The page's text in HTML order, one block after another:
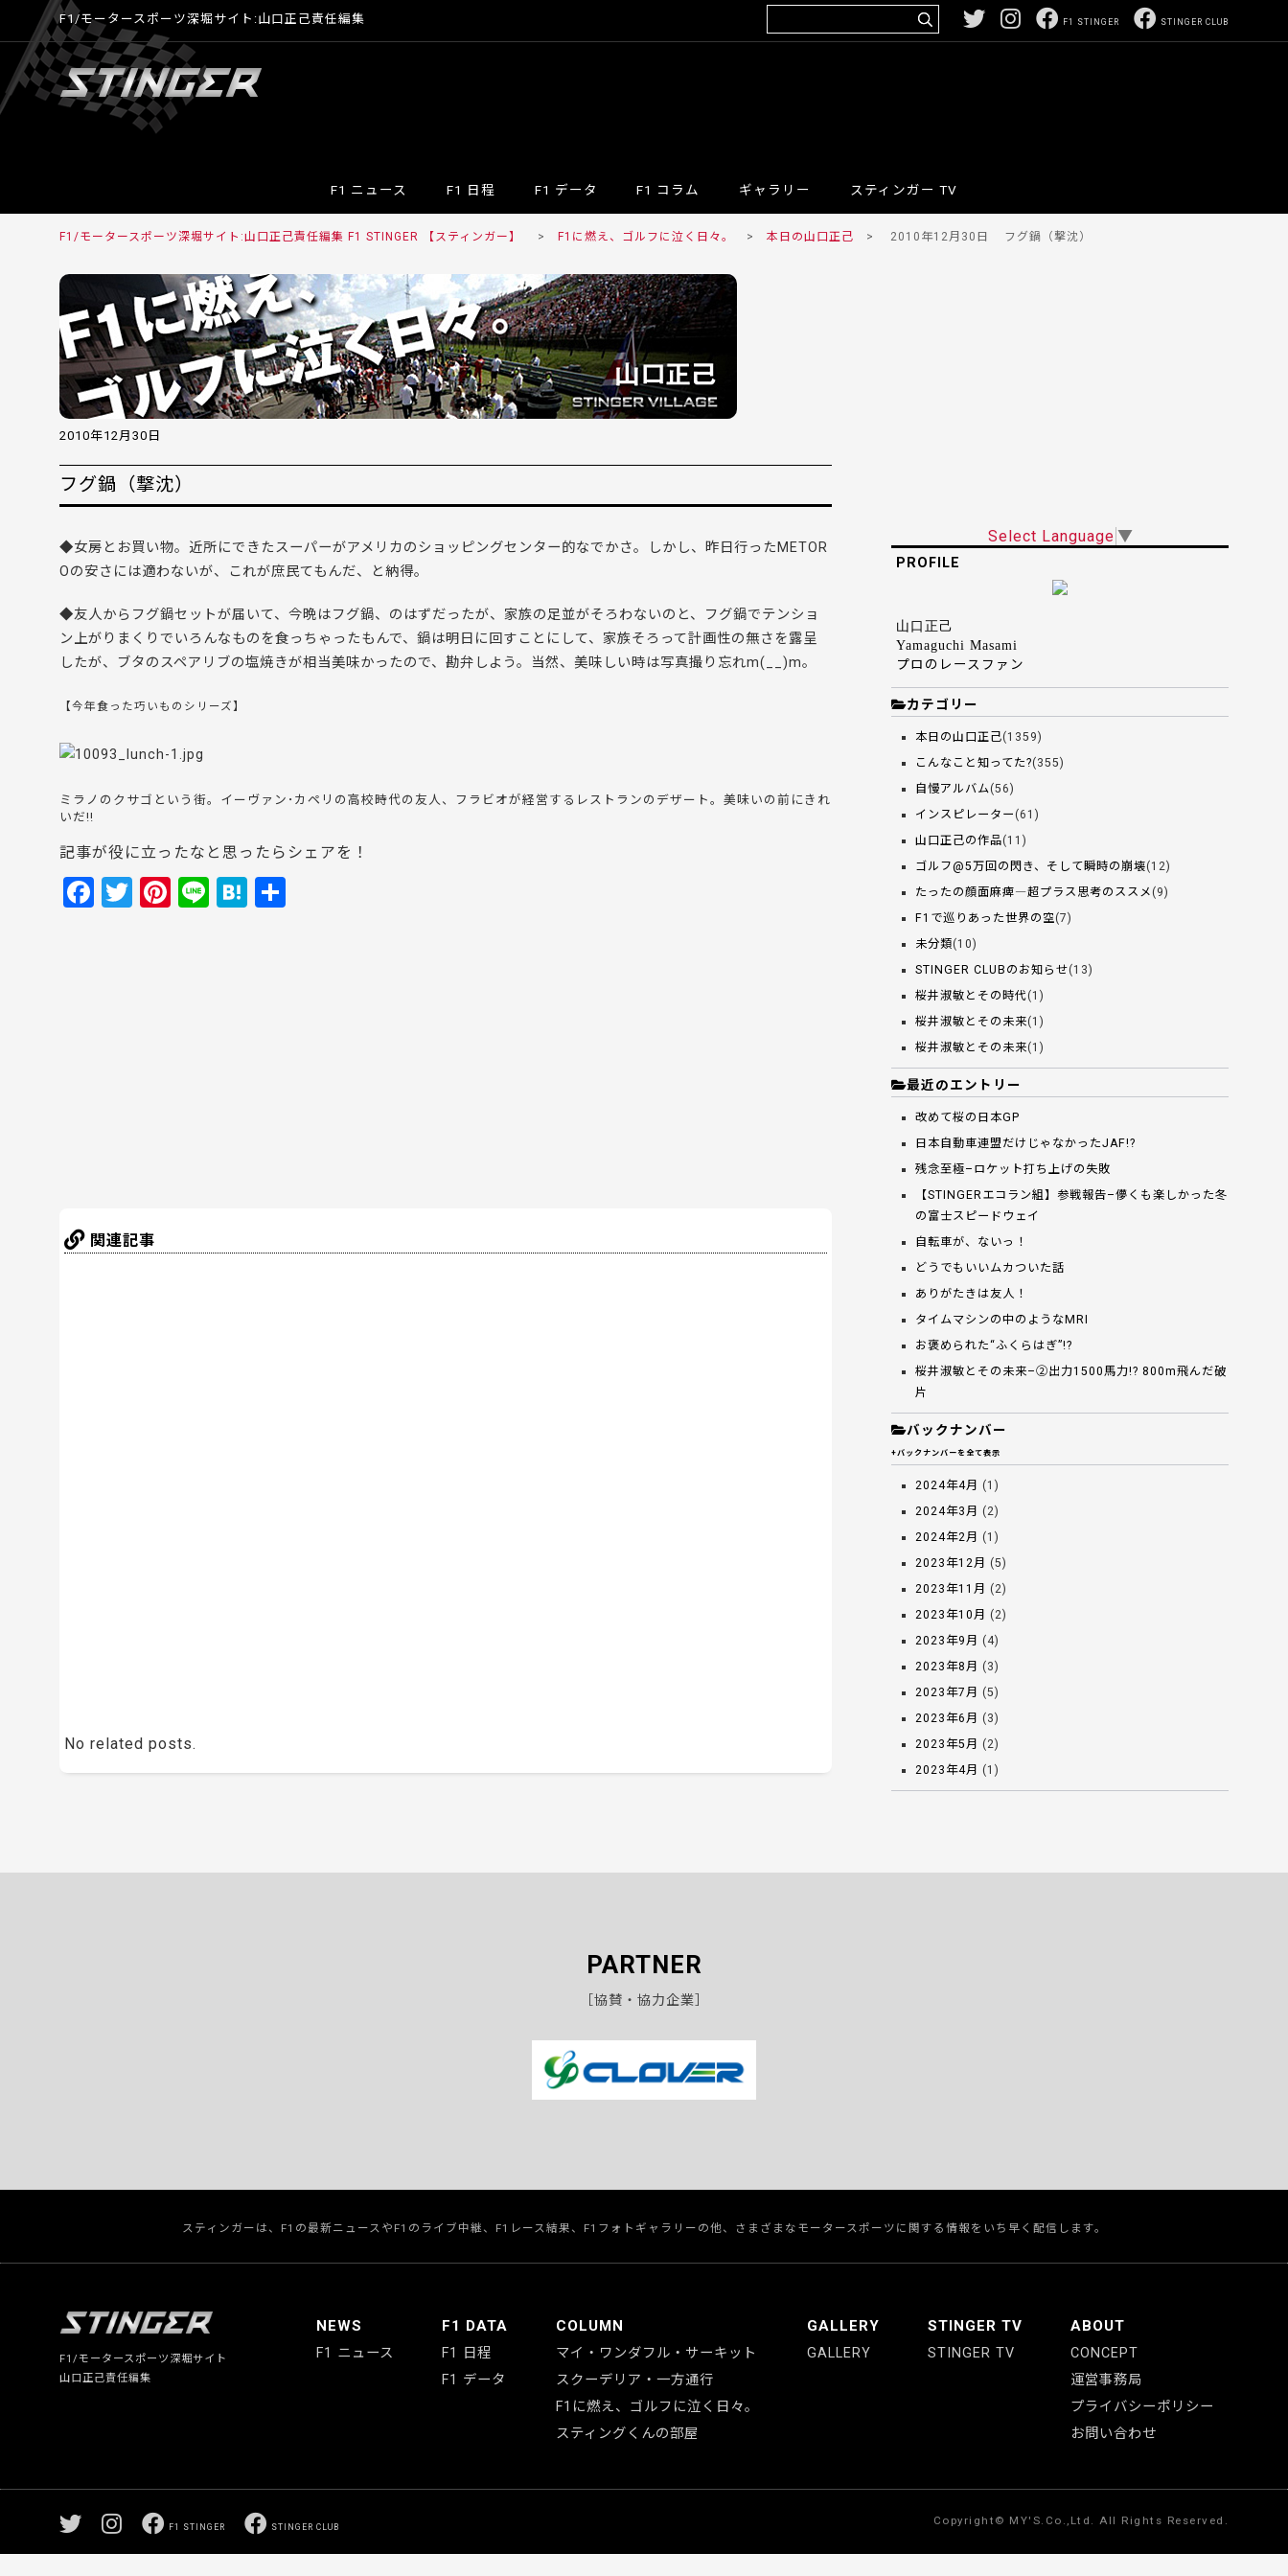
F1/モータースポーツ深堀サイト:山口正己責任編集 STINGER CLUB
F1 STINGER
F1 ニュース F1 日程 F1 データ F1 コラム ギャラリー スティンガー TV
F1/モータースポーツ深堀サイト:山口正己責任編集 F1 STINGER 【スティンガー】 > F1に燃え、ゴルフに泣く日々。 > 本日の山口正己 > 2010年12月30日 フグ鍋（撃沈）
2010年12月30日
フグ鍋（撃沈）
◆女房とお買い物。近所にできたスーパーがアメリカのショッピングセンター的なでかさ。しかし、昨日行ったMETOR
Oの安さには適わないが、これが庶民てもんだ、と納得。
◆友人からフグ鍋セットが届いて、今晩はフグ鍋、のはずだったが、家族の足並がそろわないのと、フグ鍋でテンショ
ン上がりまくりでいろんなものを食っちゃったもんで、鍋は明日に回すことにして、家族そろって計画性の無さを露呈
したが、ブタのスペアリブの塩焼きが相当美味かったので、勘弁しよう。当然、美味しい時は写真撮り忘れm(__)m。
【今年食った巧いものシリーズ】
ミラノのクサゴという街。イーヴァン･カペリの高校時代の友人、フラビオが経営するレストランのデザート。美味いの前にきれ
いだ!!
記事が役に立ったなと思ったらシェアを！
F
T
Pi Li H
関連記事
No related posts.
Select Language ▼
PROFILE
山口正己
Yamaguchi Masami
プロのレースファン
カテゴリー
本日の山口正己(1359)
こんなこと知ってた?(355)
自慢アルバム(56)
インスピレーター(61)
山口正己の作品(11)
ゴルフ@5万回の閃き、そして瞬時の崩壊(12)
たったの顔面麻痺―超プラス思考のススメ(9)
F1で巡りあった世界の空(7)
未分類(10)
STINGER CLUBのお知らせ(13)
桜井淑敏とその時代(1)
桜井淑敏とその未来(1)
桜井淑敏とその未来(1)
最近のエントリー
改めて桜の日本GP
日本自動車連盟だけじゃなかったJAF!?
残念至極–ロケット打ち上げの失敗
【STINGERエコラン組】参戦報告–儚くも楽しかった冬
の富士スピードウェイ
自転車が、ないっ！
どうでもいいムカついた話
ありがたきは友人！
タイムマシンの中のようなMRI
お褒められた“ふくらはぎ”!?
桜井淑敏とその未来–②出力1500馬力!? 800m飛んだ破
片
バックナンバー
+バックナンバーを全て表示
2024年4月 (1)
2024年3月 (2)
2024年2月 (1)
2023年12月 (5)
2023年11月 (2)
2023年10月 (2)
2023年9月 (4)
2023年8月 (3)
2023年7月 (5)
2023年6月 (3)
2023年5月 (2)
2023年4月 (1)
PARTNER
［協賛・協力企業］
スティンガーは、F1の最新ニュースやF1のライブ中継、F1レース結果、F1フォトギャラリーの他、さまざまなモータースポーツに関する情報をいち早く配信します。
F1/モータースポーツ深堀サイト
山口正己責任編集
NEWS
F1 ニュース
F1 DATA
F1 日程
F1 データ
COLUMN
マイ・ワンダフル・サーキット
スクーデリア・一方通行
F1に燃え、ゴルフに泣く日々。
スティングくんの部屋
GALLERY
GALLERY
STINGER TV
STINGER TV
ABOUT
CONCEPT
運営事務局
プライバシーポリシー
お問い合わせ
F1 STINGER STINGER CLUB Copyright© MY'S.Co.,Ltd. All Rights Reserved.